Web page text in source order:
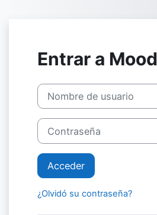
Entrar a
Nombre de usuario
Contraseña
Acceder
¿Olvidó su contraseña?